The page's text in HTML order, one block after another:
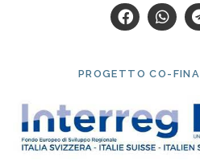
PROGETTO CO-